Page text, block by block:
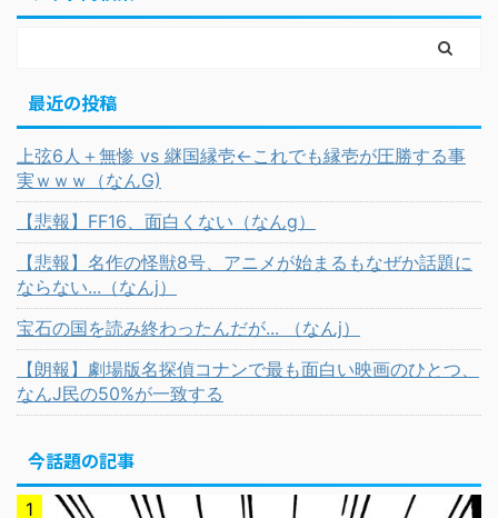
最近の投稿
上弦6人＋無惨 vs 継国縁壱←これでも縁壱が圧勝する事
実ｗｗｗ（なんG)
【悲報】FF16、面白くない（なんg）
【悲報】名作の怪獣8号、アニメが始まるもなぜか話題に
ならない...（なんj）
宝石の国を読み終わったんだが... （なんj）
【朗報】劇場版名探偵コナンで最も面白い映画のひとつ、
なんJ民の50%が一致する
今話題の記事